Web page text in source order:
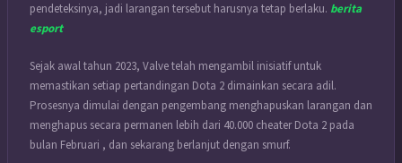
pendeteksinya, jadi larangan tersebut harusnya tetap berlaku. berita
esport
Sejak awal tahun 2023, Valve telah mengambil inisiatif untuk
memastikan setiap pertandingan Dota 2 dimainkan secara adil.
Prosesnya dimulai dengan pengembang menghapuskan larangan dan
menghapus secara permanen lebih dari 40.000 cheater Dota 2 pada
bulan Februari , dan sekarang berlanjut dengan smurf.